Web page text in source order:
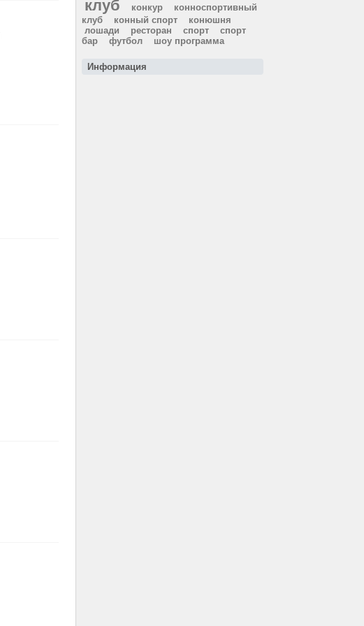
клуб конкур
конноспортивный
клуб
конный спорт
конюшня
лошади
ресторан спорт
спорт
бар
футбол шоу программа
Информация